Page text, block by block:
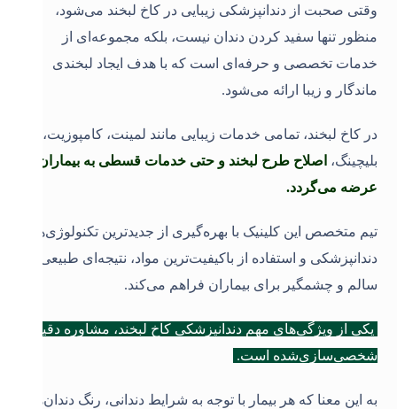
وقتی صحبت از دندانپزشکی زیبایی در کاخ لبخند می‌شود،
منظور تنها سفید کردن دندان نیست، بلکه مجموعه‌ای از
خدمات تخصصی و حرفه‌ای است که با هدف ایجاد لبخندی
ماندگار و زیبا ارائه می‌شود.
در کاخ لبخند، تمامی خدمات زیبایی مانند لمینت، کامپوزیت،
بلیچینگ، اصلاح طرح لبخند و حتی خدمات قسطی به بیماران
عرضه می‌گردد.
تیم متخصص این کلینیک با بهره‌گیری از جدیدترین تکنولوژی‌های
دندانپزشکی و استفاده از باکیفیت‌ترین مواد، نتیجه‌ای طبیعی،
سالم و چشمگیر برای بیماران فراهم می‌کند.
یکی از ویژگی‌های مهم دندانپزشکی کاخ لبخند، مشاوره دقیق و
شخصی‌سازی‌شده است.
به این معنا که هر بیمار با توجه به شرایط دندانی، رنگ دندان‌ها،